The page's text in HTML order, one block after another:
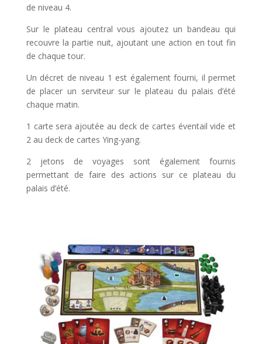
de niveau 4.
Sur le plateau central vous ajoutez un bandeau qui
recouvre la partie nuit, ajoutant une action en tout fin
de chaque tour.
Un décret de niveau 1 est également fourni, il permet
de placer un serviteur sur le plateau du palais d’été
chaque matin.
1 carte sera ajoutée au deck de cartes éventail vide et
2 au deck de cartes Ying-yang.
2 jetons de voyages sont également fournis
permettant de faire des actions sur ce plateau du
palais d’été.